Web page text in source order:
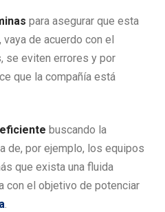
para asegurar que esta
de acuerdo con el
se eviten errores y por
que la compañía está
buscando la
de, por ejemplo, los equipos
que exista una fluida
con el objetivo de potenciar
.